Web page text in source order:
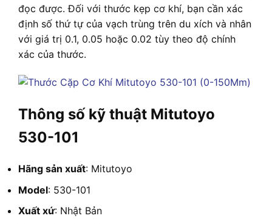
đọc được. Đối với thước kẹp cơ khí, bạn cần xác
định số thứ tự của vạch trùng trên du xích và nhân
với giá trị 0.1, 0.05 hoặc 0.02 tùy theo độ chính
xác của thước.
Thông số kỹ thuật Mitutoyo
530-101
Hãng sản xuất: Mitutoyo
Model: 530-101
Xuất xứ: Nhật Bản